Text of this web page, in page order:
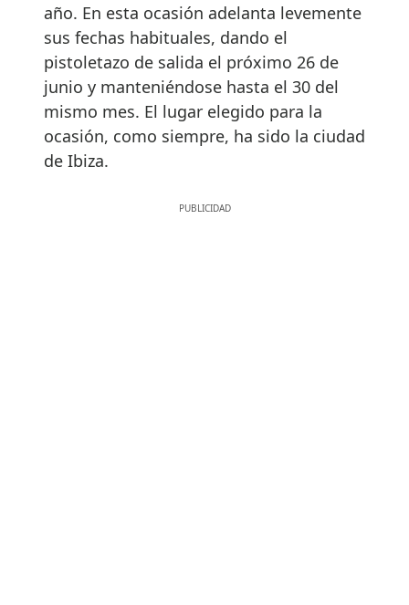
año. En esta ocasión adelanta levemente
sus fechas habituales, dando el
pistoletazo de salida el próximo 26 de
junio y manteniéndose hasta el 30 del
mismo mes. El lugar elegido para la
ocasión, como siempre, ha sido la ciudad
de Ibiza.